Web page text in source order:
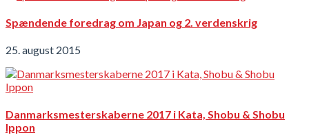
Spændende foredrag om Japan og 2. verdenskrig
25. august 2015
Danmarksmesterskaberne 2017 i Kata, Shobu & Shobu
Ippon